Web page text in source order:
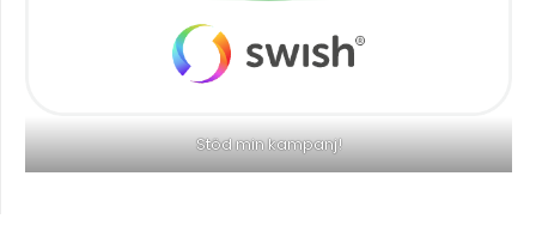
Stöd min kampanj!